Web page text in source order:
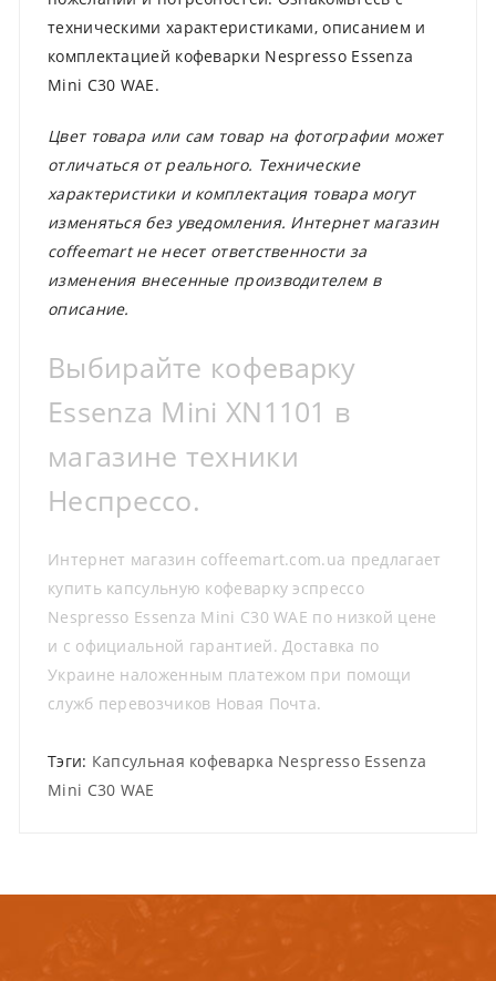
техническими характеристиками, описанием и
комплектацией кофеварки Nespresso Essenza
Mini C30 WAE.
Цвет товара или сам товар на фотографии может
отличаться от реального. Технические
характеристики и комплектация товара могут
изменяться без уведомления. Интернет магазин
coffeemart не несет ответственности за
изменения внесенные производителем в
описание.
Выбирайте кофеварку
Essenza Mini XN1101 в
магазине техники
Неспрессо.
Интернет магазин coffeemart.com.ua предлагает
купить капсульную кофеварку эспрессо
Nespresso Essenza Mini C30 WAE по низкой цене
и с официальной гарантией. Доставка по
Украине наложенным платежом при помощи
служб перевозчиков Новая Почта.
Тэги: Капсульная кофеварка Nespresso Essenza
Mini C30 WAE